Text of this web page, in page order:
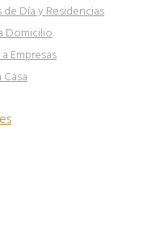
Día y Residencias
Domicilio
Empresas